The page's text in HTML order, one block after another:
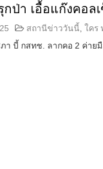
า เอื้อแก๊งคอลเ
สถานีข่าววันนี้ ใคร
า บี้ กสทช. ลากคอ 2 ค่าย